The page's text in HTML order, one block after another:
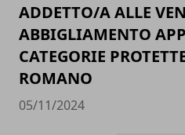
ADDETTO/A ALLE
ABBIGLIAMENTO
CATEGORIE
ROMANO
05/11/2024